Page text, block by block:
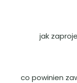
jak
co powinien